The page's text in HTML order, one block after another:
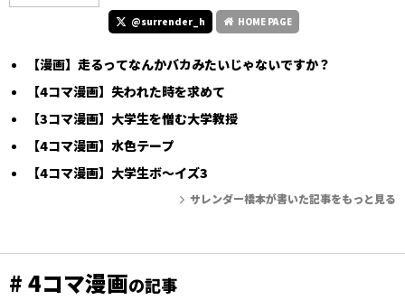
@surrender_h HOME PAGE
【漫画】走るってなんかバカみたいじゃないですか？
【4コマ漫画】失われた時を求めて
【3コマ漫画】大学生を憎む大学教授
【4コマ漫画】水色テープ
【4コマ漫画】大学生ボ～イズ3
サレンダー橋本が書いた記事をもっと見る
# 4コマ漫画の記事